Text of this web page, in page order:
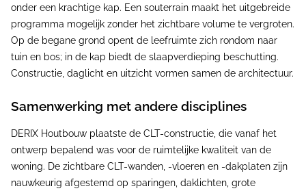
onder een krachtige kap. Een souterrain maakt het uitgebreide
programma mogelijk zonder het zichtbare volume te vergroten.
Op de begane grond opent de leefruimte zich rondom naar
tuin en bos; in de kap biedt de slaapverdieping beschutting.
Constructie, daglicht en uitzicht vormen samen de architectuur.
Samenwerking met andere disciplines
DERIX Houtbouw plaatste de CLT-constructie, die vanaf het
ontwerp bepalend was voor de ruimtelijke kwaliteit van de
woning. De zichtbare CLT-wanden, -vloeren en -dakplaten zijn
nauwkeurig afgestemd op sparingen, daklichten, grote